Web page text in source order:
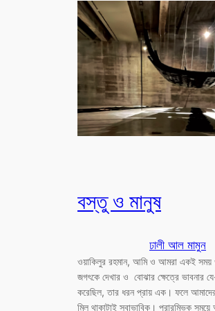
বস্তু ও মানুষ
ঢালী আল মামুন
ওয়াকিলুর রহমান, আমি ও আমরা একই সময়
জগৎকে দেখার ও বোঝার ক্ষেত্রে ভাবনার
করেছিল, তার ধরন প্রায় এক। ফলে
মিল থাকাটাই স্বাভাবিক। প্রারম্ভিক সময়ে